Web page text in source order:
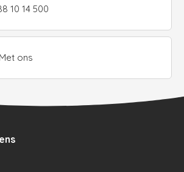
10 14 500
Met ons